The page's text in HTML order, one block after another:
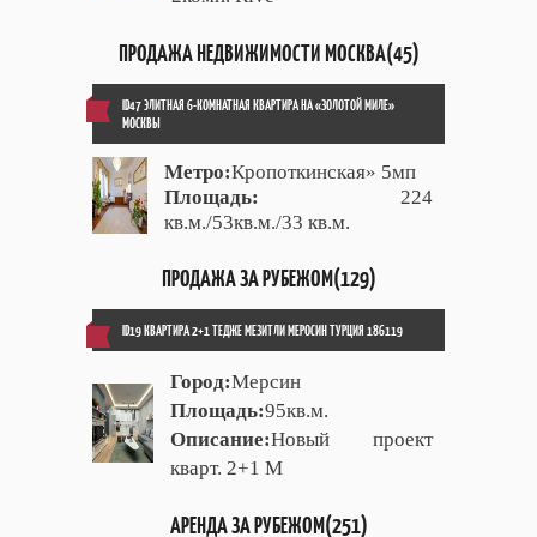
ПРОДАЖА НЕДВИЖИМОСТИ МОСКВА(45)
ID47 ЭЛИТНАЯ 6-КОМНАТНАЯ КВАРТИРА НА «ЗОЛОТОЙ МИЛЕ»
МОСКВЫ
Метро:Кропоткинская» 5мп
Площадь:
224
кв.м./53кв.м./33 кв.м.
ПРОДАЖА ЗА РУБЕЖОМ(129)
ID19 КВАРТИРА 2+1 ТЕДЖЕ МЕЗИТЛИ МЕРОСИН ТУРЦИЯ 186119
Город:Мерсин
Площадь:95кв.м.
Описание:Новый проект
кварт. 2+1 М
АРЕНДА ЗА РУБЕЖОМ(251)